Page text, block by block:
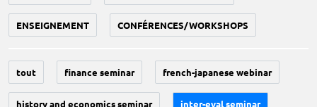
ENSEIGNEMENT CONFÉRENCES/WORKSHOPS
tout finance seminar french-japanese webinar
history and economics seminar inter-eval seminar